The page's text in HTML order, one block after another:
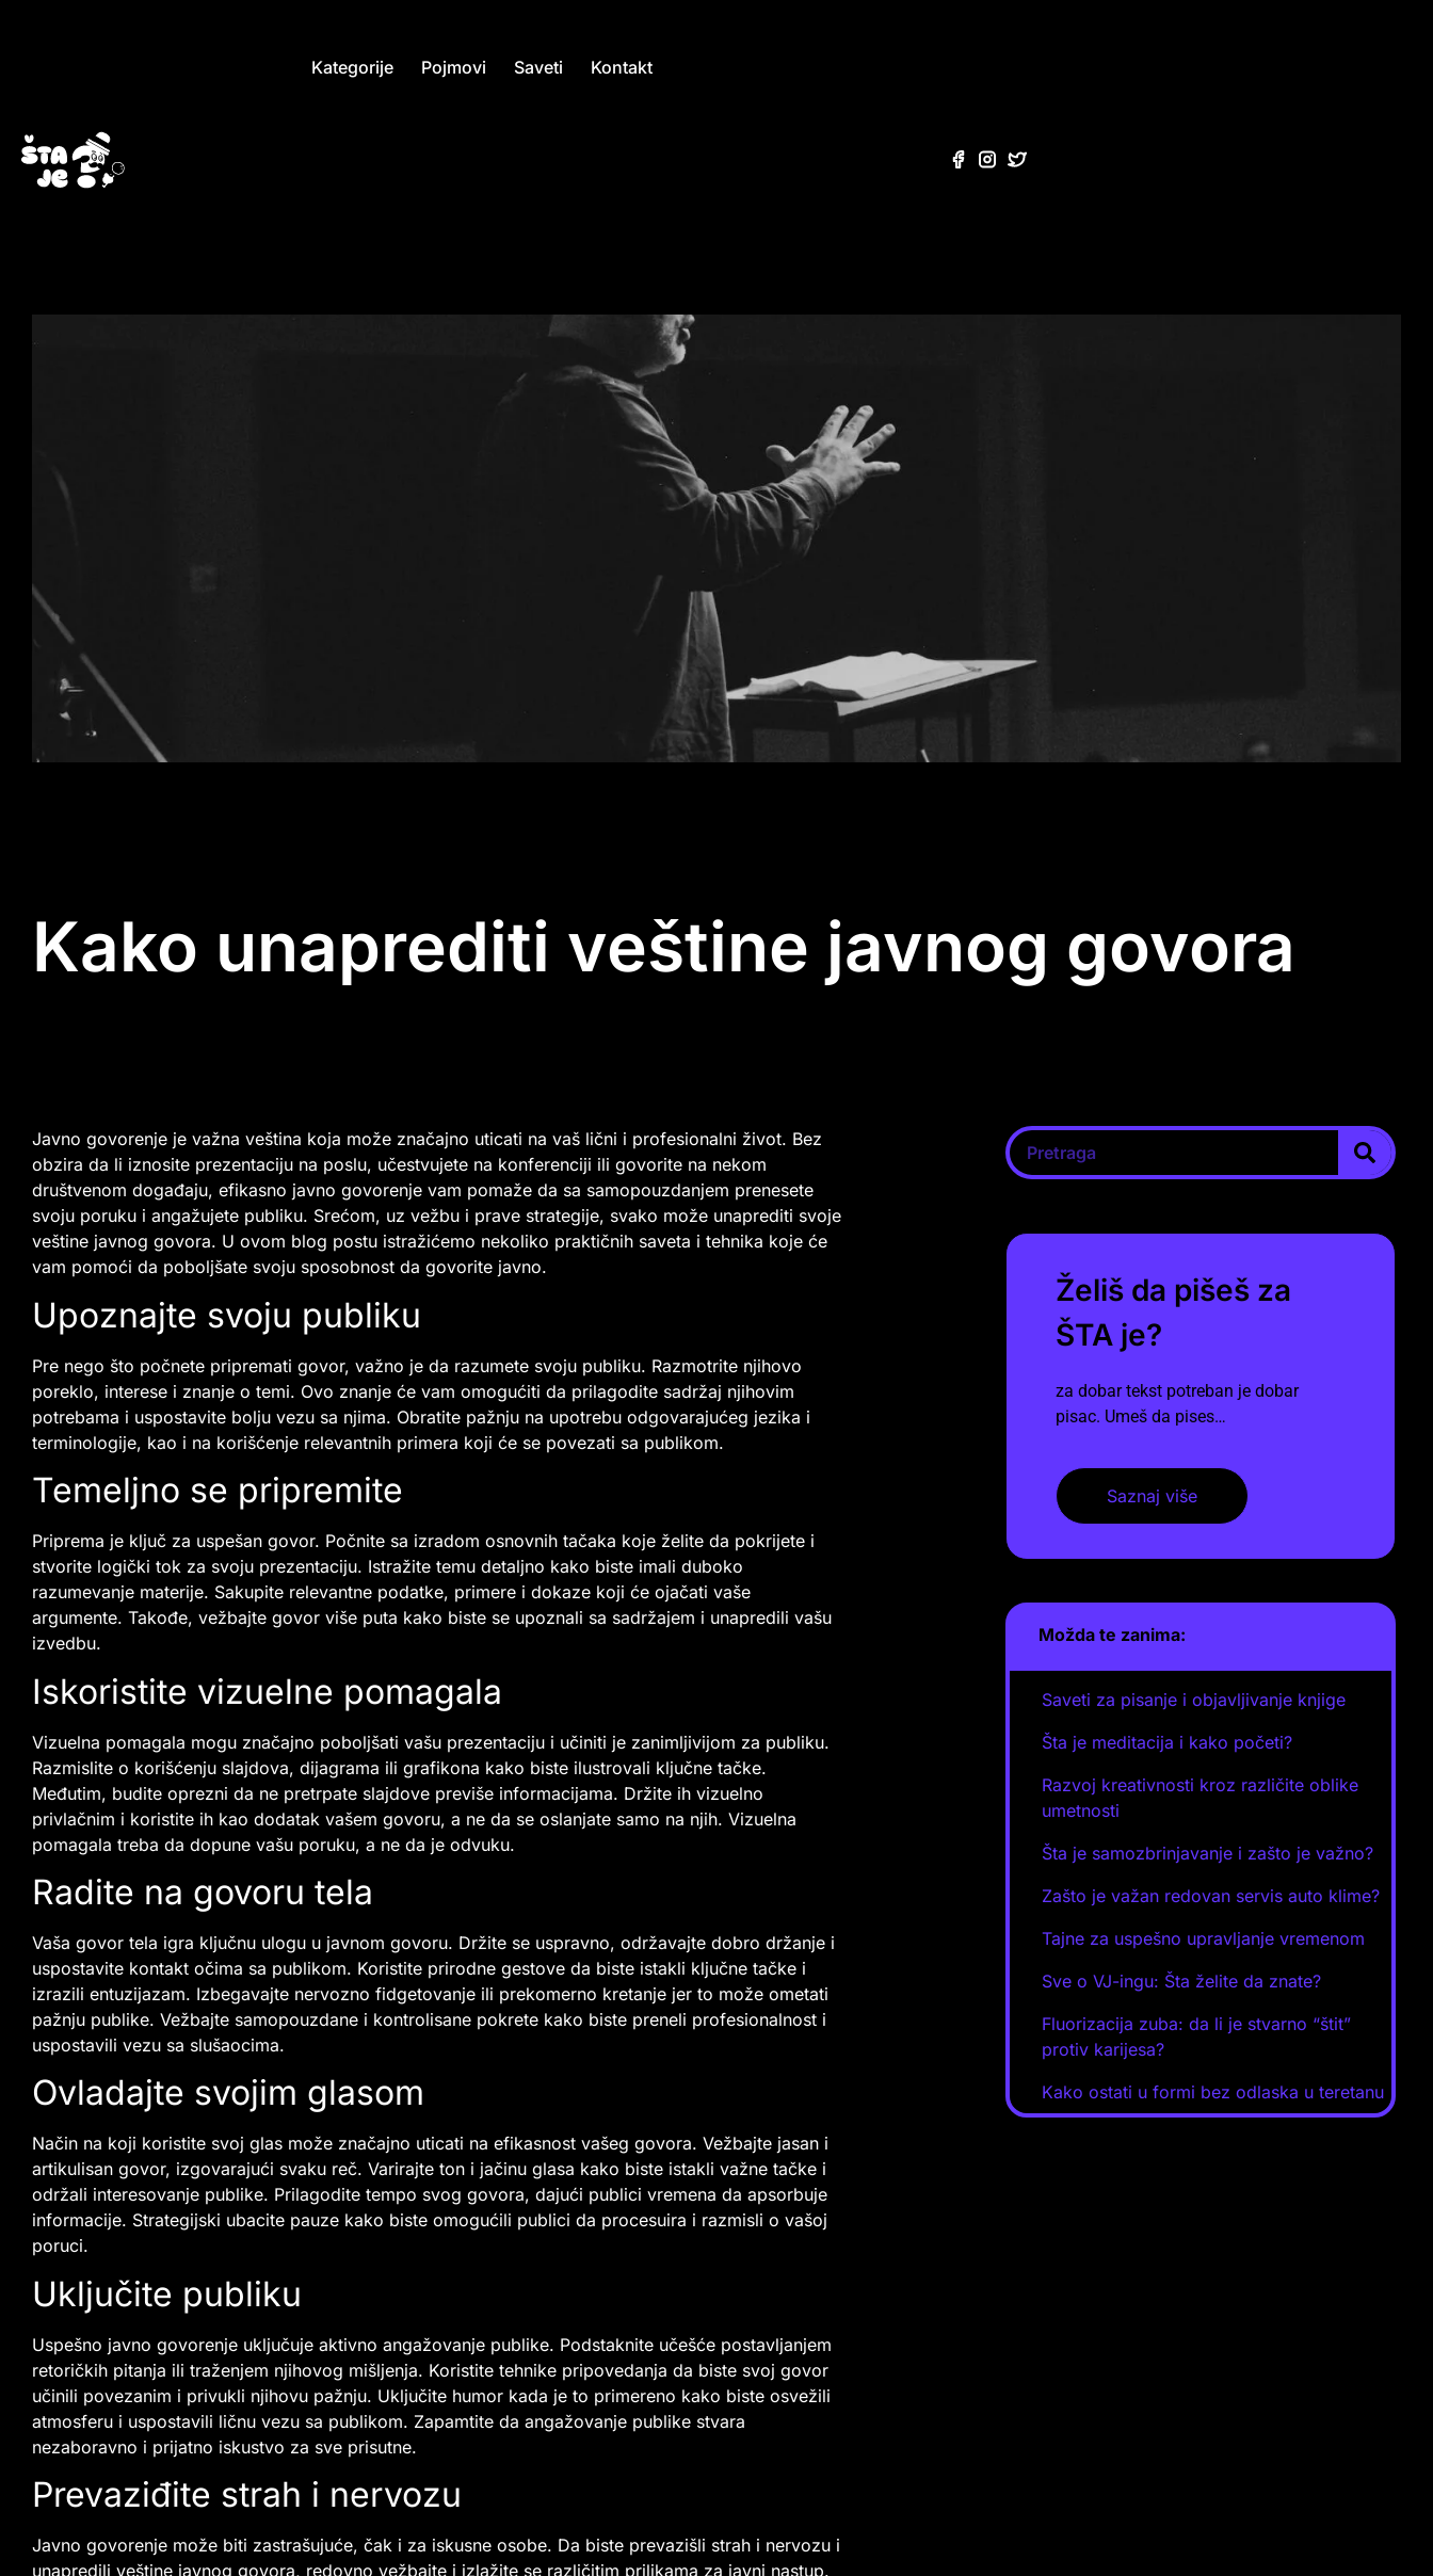
Kategorije Pojmovi Saveti Kontakt
Kako unaprediti veštine javnog govora
Javno govorenje je važna veština koja može značajno uticati na vaš lični i profesionalni život. Bez
obzira da li iznosite prezentaciju na poslu, učestvujete na konferenciji ili govorite na nekom
društvenom događaju, efikasno javno govorenje vam pomaže da sa samopouzdanjem prenesete
svoju poruku i angažujete publiku. Srećom, uz vežbu i prave strategije, svako može unaprediti svoje
veštine javnog govora. U ovom blog postu istražićemo nekoliko praktičnih saveta i tehnika koje će
vam pomoći da poboljšate svoju sposobnost da govorite javno.
Upoznajte svoju publiku
Pre nego što počnete pripremati govor, važno je da razumete svoju publiku. Razmotrite njihovo
poreklo, interese i znanje o temi. Ovo znanje će vam omogućiti da prilagodite sadržaj njihovim
potrebama i uspostavite bolju vezu sa njima. Obratite pažnju na upotrebu odgovarajućeg jezika i
terminologije, kao i na korišćenje relevantnih primera koji će se povezati sa publikom.
Temeljno se pripremite
Priprema je ključ za uspešan govor. Počnite sa izradom osnovnih tačaka koje želite da pokrijete i
stvorite logički tok za svoju prezentaciju. Istražite temu detaljno kako biste imali duboko
razumevanje materije. Sakupite relevantne podatke, primere i dokaze koji će ojačati vaše
argumente. Takođe, vežbajte govor više puta kako biste se upoznali sa sadržajem i unapredili vašu
izvedbu.
Iskoristite vizuelne pomagala
Vizuelna pomagala mogu značajno poboljšati vašu prezentaciju i učiniti je zanimljivijom za publiku.
Razmislite o korišćenju slajdova, dijagrama ili grafikona kako biste ilustrovali ključne tačke.
Međutim, budite oprezni da ne pretrpate slajdove previše informacijama. Držite ih vizuelno
privlačnim i koristite ih kao dodatak vašem govoru, a ne da se oslanjate samo na njih. Vizuelna
pomagala treba da dopune vašu poruku, a ne da je odvuku.
Radite na govoru tela
Vaša govor tela igra ključnu ulogu u javnom govoru. Držite se uspravno, održavajte dobro držanje i
uspostavite kontakt očima sa publikom. Koristite prirodne gestove da biste istakli ključne tačke i
izrazili entuzijazam. Izbegavajte nervozno fidgetovanje ili prekomerno kretanje jer to može ometati
pažnju publike. Vežbajte samopouzdane i kontrolisane pokrete kako biste preneli profesionalnost i
uspostavili vezu sa slušaocima.
Ovladajte svojim glasom
Način na koji koristite svoj glas može značajno uticati na efikasnost vašeg govora. Vežbajte jasan i
artikulisan govor, izgovarajući svaku reč. Varirajte ton i jačinu glasa kako biste istakli važne tačke i
održali interesovanje publike. Prilagodite tempo svog govora, dajući publici vremena da apsorbuje
informacije. Strategijski ubacite pauze kako biste omogućili publici da procesuira i razmisli o vašoj
poruci.
Uključite publiku
Uspešno javno govorenje uključuje aktivno angažovanje publike. Podstaknite učešće postavljanjem
retoričkih pitanja ili traženjem njihovog mišljenja. Koristite tehnike pripovedanja da biste svoj govor
učinili povezanim i privukli njihovu pažnju. Uključite humor kada je to primereno kako biste osvežili
atmosferu i uspostavili ličnu vezu sa publikom. Zapamtite da angažovanje publike stvara
nezaboravno i prijatno iskustvo za sve prisutne.
Prevaziđite strah i nervozu
Javno govorenje može biti zastrašujuće, čak i za iskusne osobe. Da biste prevazišli strah i nervozu i
unapredili veštine javnog govora, redovno vežbajte i izlažite se različitim prilikama za javni nastup.
Želiš da pišeš za
ŠTA je?
za dobar tekst potreban je dobar
pisac. Umeš da pises…
Saznaj više
Možda te zanima:
Saveti za pisanje i objavljivanje knjige
Šta je meditacija i kako početi?
Razvoj kreativnosti kroz različite oblike
umetnosti
Šta je samozbrinjavanje i zašto je važno?
Zašto je važan redovan servis auto klime?
Tajne za uspešno upravljanje vremenom
Sve o VJ-ingu: Šta želite da znate?
Fluorizacija zuba: da li je stvarno “štit”
protiv karijesa?
Kako ostati u formi bez odlaska u teretanu